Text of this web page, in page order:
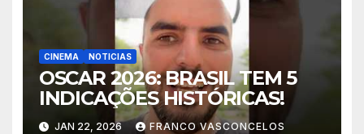
CINEMA NOTICIAS
OSCAR 2026: BRASIL TEM 5
INDICAÇÕES HISTÓRICAS!
JAN 22, 2026 FRANCO VASCONCELOS